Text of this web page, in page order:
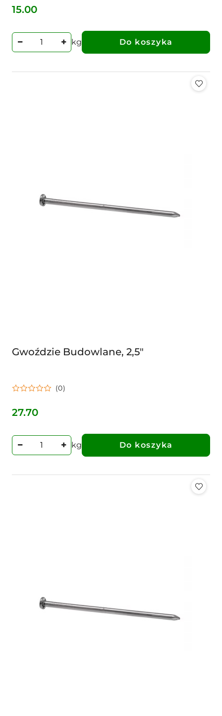
Cena:
15.00
kg Do koszyka
Gwoździe Budowlane, 2,5"
(0)
Cena:
27.70
kg Do koszyka